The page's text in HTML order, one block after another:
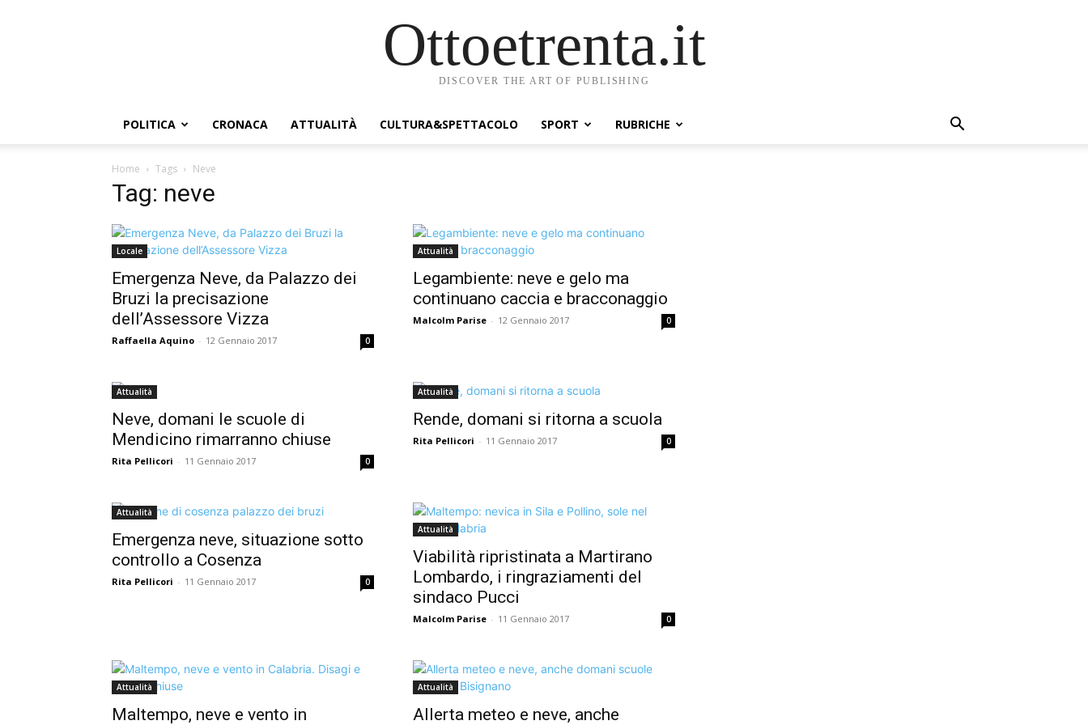
Ottoetrenta.it
DISCOVER THE ART OF PUBLISHING
POLITICA CRONACA ATTUALITÀ CULTURA&SPETTACOLO SPORT RUBRICHE
Home Tags Neve
Tag: neve
Locale
Emergenza Neve, da Palazzo dei
Bruzi la precisazione
dell’Assessore Vizza
Raffaella Aquino - 12 Gennaio 2017 0
Attualità
Legambiente: neve e gelo ma
continuano caccia e bracconaggio
Malcolm Parise - 12 Gennaio 2017 0
Attualità
Neve, domani le scuole di
Mendicino rimarranno chiuse
Rita Pellicori - 11 Gennaio 2017 0
Attualità
Rende, domani si ritorna a scuola
Rita Pellicori - 11 Gennaio 2017 0
Attualità
Emergenza neve, situazione sotto
controllo a Cosenza
Rita Pellicori - 11 Gennaio 2017 0
Attualità
Viabilità ripristinata a Martirano
Lombardo, i ringraziamenti del
sindaco Pucci
Malcolm Parise - 11 Gennaio 2017 0
Attualità
Maltempo, neve e vento in
Attualità
Allerta meteo e neve, anche